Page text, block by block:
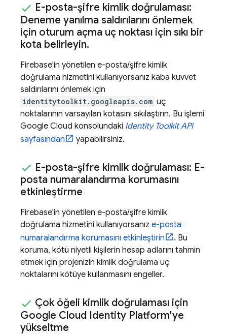
E-posta-şifre kimlik doğrulaması:
Deneme yanılma saldırılarını önlemek
için oturum açma uç noktası için sıkı bir
kota belirleyin.
Firebase'in yönetilen e-posta/şifre kimlik
doğrulama hizmetini kullanıyorsanız kaba kuvvet
saldırılarını önlemek için
identitytoolkit.googleapis.com uç
noktalarının varsayılan kotasını sıkılaştırın. Bu işlemi
Google Cloud konsolundaki Identity Toolkit API
sayfasından
yapabilirsiniz.
E-posta-şifre kimlik doğrulaması: E-
posta numaralandırma korumasını
etkinleştirme
Firebase'in yönetilen e-posta/şifre kimlik
doğrulama hizmetini kullanıyorsanız e-posta
numaralandırma korumasını etkinleştirin
. Bu
koruma, kötü niyetli kişilerin hesap adlarını tahmin
etmek için projenizin kimlik doğrulama uç
noktalarını kötüye kullanmasını engeller.
Çok öğeli kimlik doğrulaması için
Google Cloud Identity Platform'ye
yükseltme